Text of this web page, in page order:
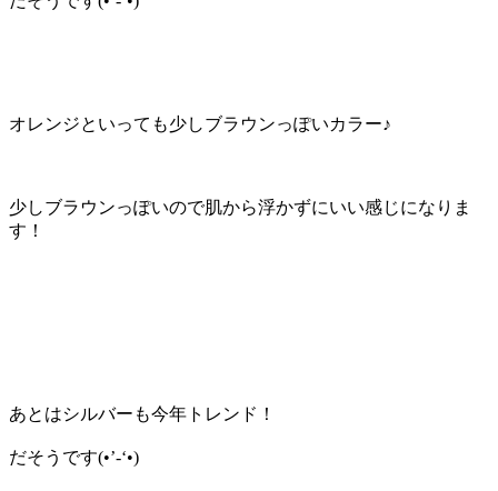
オレンジといっても少しブラウンっぽいカラー♪
少しブラウンっぽいので肌から浮かずにいい感じになりま
す！
あとはシルバーも今年トレンド！
だそうです(•’-‘•)